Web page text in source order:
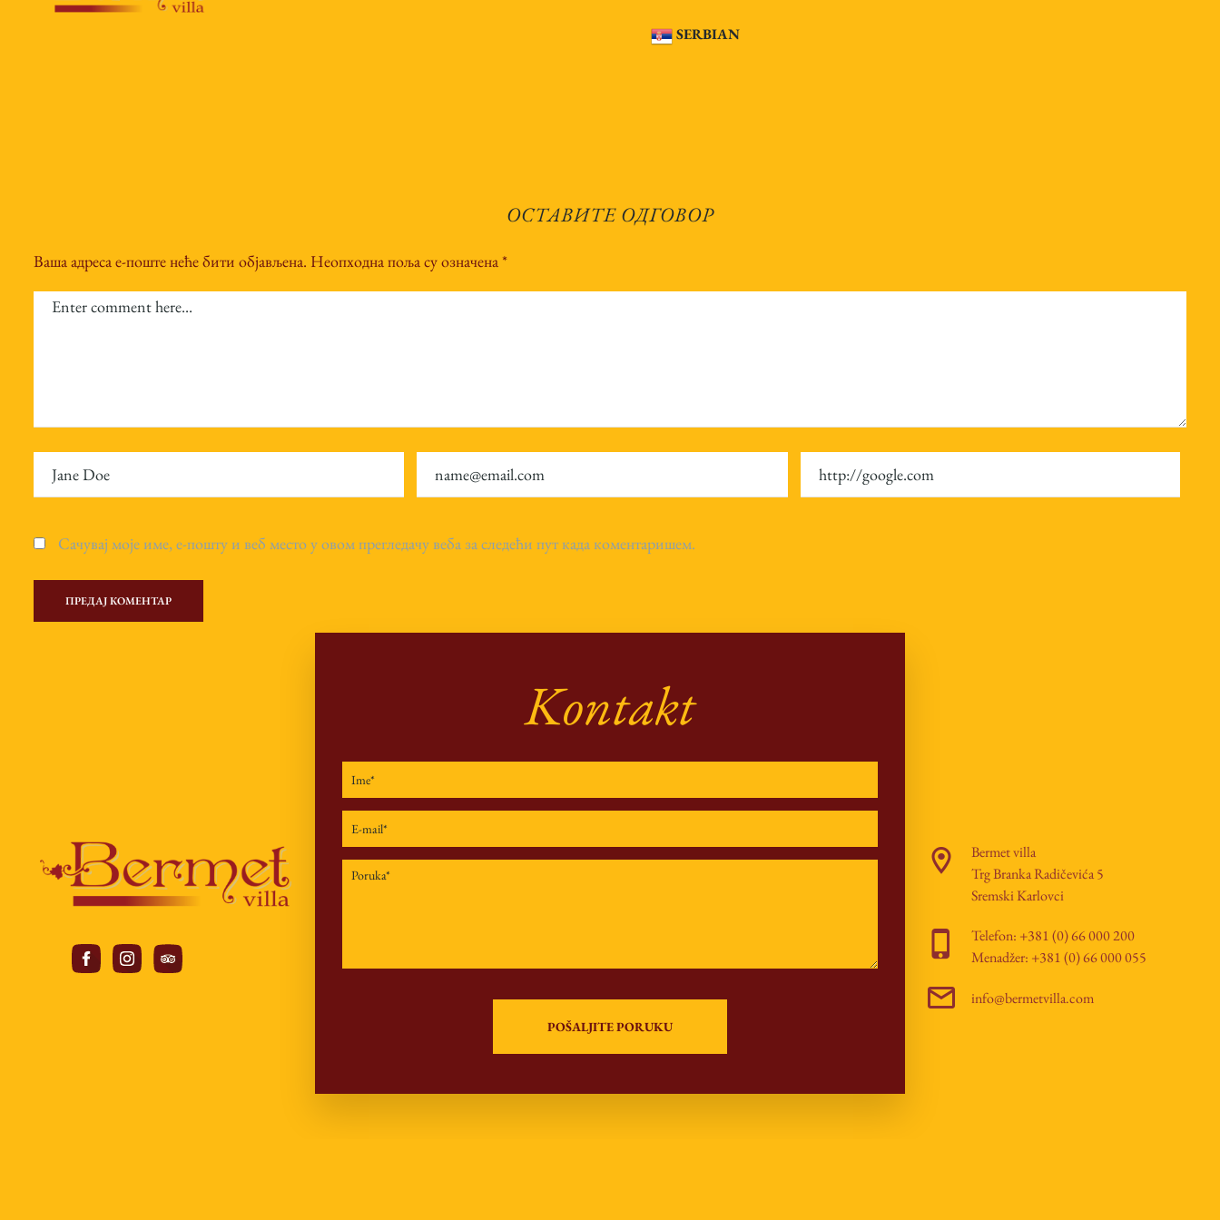
SERBIAN
ОСТАВИТЕ ОДГОВОР
Ваша адреса е-поште неће бити објављена. Неопходна поља су означена*
Сачувај моје име, е-пошту и веб место у овом прегледачу веба за следећи пут када коментаришем.
Kontakt
Bermet villa
Trg Branka Radičevića 5
Sremski Karlovci
Telefon: +381 (0) 66 000 200
Menadžer: +381 (0) 66 000 055
info@bermetvilla.com